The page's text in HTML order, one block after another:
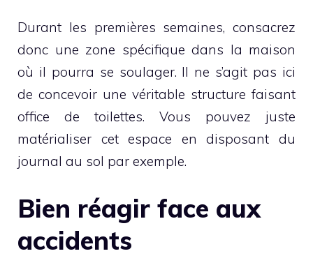
Durant les premières semaines, consacrez
donc une zone spécifique dans la maison
où il pourra se soulager. Il ne s’agit pas ici
de concevoir une véritable structure faisant
office de toilettes. Vous pouvez juste
matérialiser cet espace en disposant du
journal au sol par exemple.
Bien réagir face aux
accidents